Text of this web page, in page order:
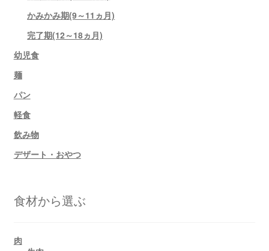
かみかみ期(9～11ヵ月)
完了期(12～18ヵ月)
幼児食
麺
パン
軽食
飲み物
デザート・おやつ
食材から選ぶ
肉